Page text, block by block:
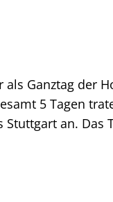
Ganztag der
5 Tagen
an. Das